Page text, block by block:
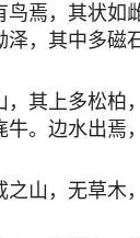
焉，其状如
，其中多磁石
，其上多松柏
。边水出焉
山，无草木